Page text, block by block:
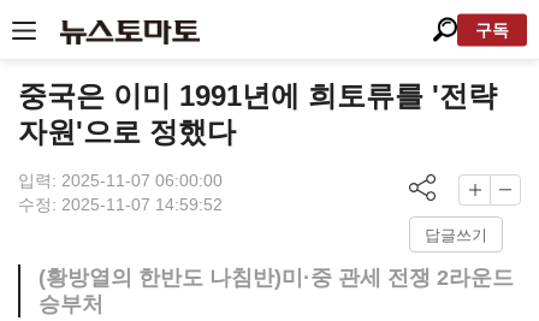
구독
중국은 이미 1991년에 희토류를 '전략
자원'으로 정했다
입력: 2025-11-07 06:00:00
수정: 2025-11-07 14:59:52
답글쓰기
(황방열의 한반도 나침반)미·중 관세 전쟁 2라운드
승부처